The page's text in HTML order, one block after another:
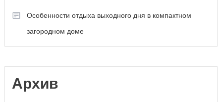
Особенности отдыха выходного дня в компактном
загородном доме
Архив